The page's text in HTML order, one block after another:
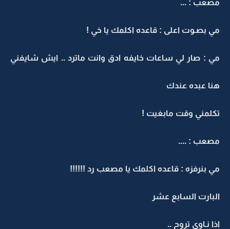
مصعب : ...
مي بصـوت اعلى : قاعده اكلمك يا خي !
مي : صار لي ساعات خايفه ادق وانت ماترد .. ايش شايفني
هنا عبده عندك
تكلمني وقت مابغيت !
مصعب : ....
مي بنرفزه : قاعده اكلمك يا مصعب رد !!!!!!
البارت السابع عشر
اذا نـاوي تروح ..